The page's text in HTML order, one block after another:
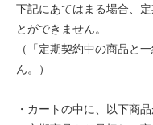
下記にあてはまる場合、
とができません。
（「定期契約中の商品と
ん。）
・カートの中に、以下商